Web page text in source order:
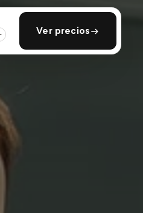
Ver precios